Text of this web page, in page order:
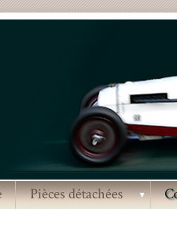
Pièces détachées ▼